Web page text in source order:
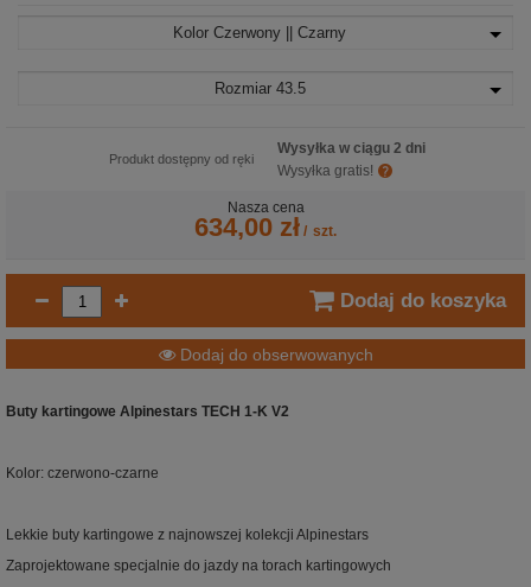
Kolor Czerwony || Czarny
Rozmiar 43.5
Produkt dostępny od ręki
Wysyłka w ciągu 2 dni
Wysyłka gratis!
Nasza cena
634,00 zł / szt.
Dodaj do koszyka
Dodaj do obserwowanych
Buty kartingowe Alpinestars TECH 1-K V2
Kolor: czerwono-czarne
Lekkie buty kartingowe z najnowszej kolekcji Alpinestars
Zaprojektowane specjalnie do jazdy na torach kartingowych